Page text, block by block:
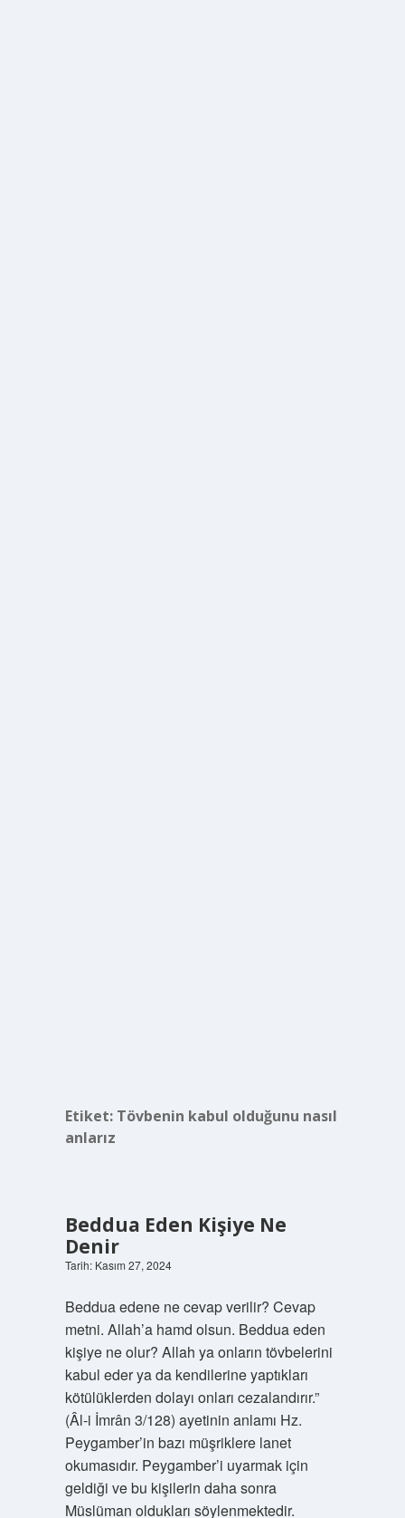
Etiket: Tövbenin kabul olduğunu nasıl
anlarız
Beddua Eden Kişiye Ne
Denir
Tarih: Kasım 27, 2024
Beddua edene ne cevap verilir? Cevap
metni. Allah’a hamd olsun. Beddua eden
kişiye ne olur? Allah ya onların tövbelerini
kabul eder ya da kendilerine yaptıkları
kötülüklerden dolayı onları cezalandırır.”
(Âl-i İmrân 3/128) ayetinin anlamı Hz.
Peygamber’in bazı müşriklere lanet
okumasıdır. Peygamber’i uyarmak için
geldiği ve bu kişilerin daha sonra
Müslüman oldukları söylenmektedir.